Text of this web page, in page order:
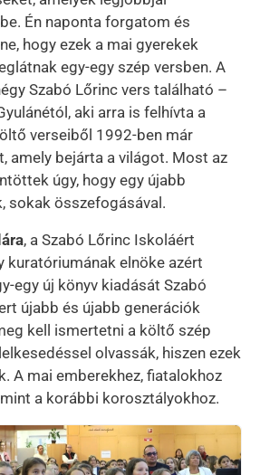
Én naponta forgatom és
hogy ezek a mai gyerekek
egy-egy szép versben. A
Szabó Lőrinc vers található –
aki arra is felhívta a
verseiből 1992-ben már
amely bejárta a világot. Most az
úgy, hogy egy újabb
sokak összefogásával.
, a Szabó Lőrinc Iskoláért
kuratóriumának elnöke azért
egy új könyv kiadását Szabó
újabb és újabb generációk
kell ismertetni a költő szép
olvassák, hiszen ezek
A mai emberekhez, fiatalokhoz
a korábbi korosztályokhoz.